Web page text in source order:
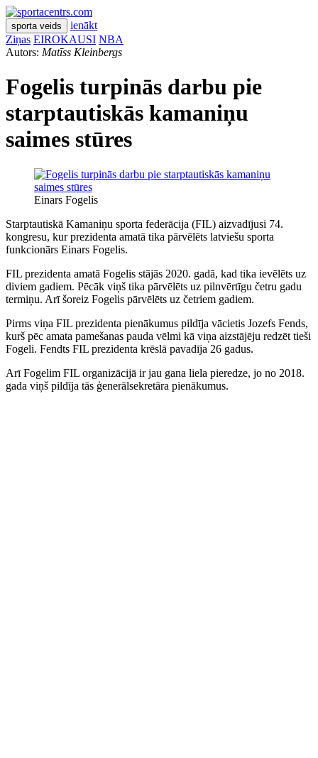
sporta veids
ienākt
Ziņas EIROKAUSI NBA
Autors: Matīss Kleinbergs
Fogelis turpinās darbu pie
starptautiskās kamaniņu
saimes stūres
Einars Fogelis
Starptautiskā Kamaniņu sporta federācija (FIL) aizvadījusi 74.
kongresu, kur prezidenta amatā tika pārvēlēts latviešu sporta
funkcionārs Einars Fogelis.
FIL prezidenta amatā Fogelis stājās 2020. gadā, kad tika ievēlēts uz
diviem gadiem. Pēcāk viņš tika pārvēlēts uz pilnvērtīgu četru gadu
termiņu. Arī šoreiz Fogelis pārvēlēts uz četriem gadiem.
Pirms viņa FIL prezidenta pienākumus pildīja vācietis Jozefs Fends,
kurš pēc amata pamešanas pauda vēlmi kā viņa aizstājēju redzēt tieši
Fogeli. Fendts FIL prezidenta krēslā pavadīja 26 gadus.
Arī Fogelim FIL organizācijā ir jau gana liela pieredze, jo no 2018.
gada viņš pildīja tās ģenerālsekretāra pienākumus.